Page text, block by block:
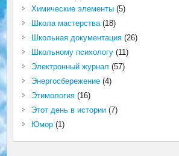
Химические элементы(5)
Школа мастерства(18)
Школьная документация(26)
Школьному психологу(11)
Электронный журнал (57)
Энергосбережение(4)
Этимология(16)
Этот день в истории(7)
Юмор(1)